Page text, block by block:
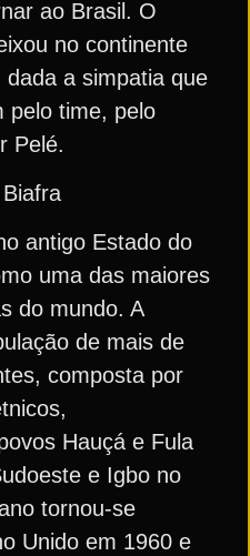
ao Brasil. O
no continente
a simpatia que
pelo time, pelo
Pelé.
antigo Estado do
uma das maiores
do mundo. A
de mais de
composta por
Hauçá e Fula
e Igbo no
tornou-se
Unido em 1960 e